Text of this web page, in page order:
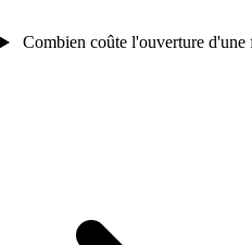
Combien coûte l'ouverture